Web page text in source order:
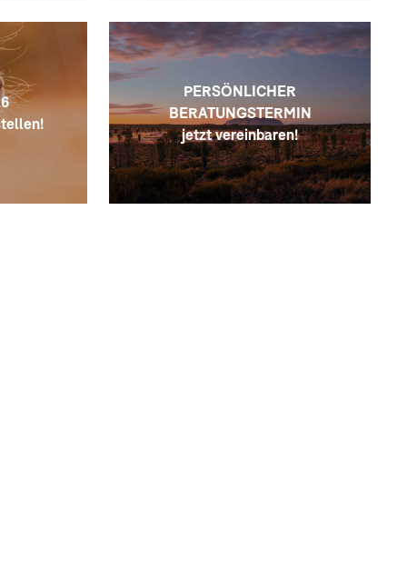
Planung!
PERSÖNLICHER
BERATUNGSTERMIN
jetzt vereinbaren!